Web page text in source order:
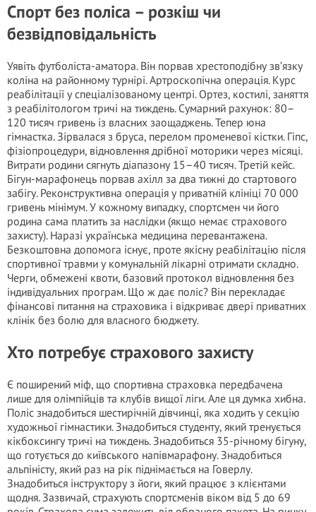
Спорт без поліса – розкіш чи
безвідповідальність
Уявіть футболіста-аматора. Він порвав хрестоподібну зв’язку
коліна на районному турнірі. Артроскопічна операція. Курс
реабілітації у спеціалізованому центрі. Ортез, костилі, заняття
з реабілітологом тричі на тиждень. Сумарний рахунок: 80–
120 тисяч гривень із власних заощаджень. Тепер юна
гімнастка. Зірвалася з бруса, перелом променевої кістки. Гіпс,
фізіопроцедури, відновлення дрібної моторики через місяці.
Витрати родини сягнуть діапазону 15–40 тисяч. Третій кейс.
Бігун-марафонець порвав ахілл за два тижні до стартового
забігу. Реконструктивна операція у приватній клініці 70 000
гривень мінімум. У кожному випадку, спортсмен чи його
родина сама платить за наслідки (якщо немає страхового
захисту). Наразі українська медицина перевантажена.
Безкоштовна допомога існує, проте якісну реабілітацію після
спортивної травми у комунальній лікарні отримати складно.
Черги, обмежені квоти, базовий протокол відновлення без
індивідуальних програм. Що ж дає поліс? Він перекладає
фінансові питання на страховика і відкриває двері приватних
клінік без болю для власного бюджету.
Хто потребує страхового захисту
Є поширений міф, що спортивна страховка передбачена
лише для олімпійців та клубів вищої ліги. Але ця думка хибна.
Поліс знадобиться шестирічній дівчинці, яка ходить у секцію
художньої гімнастики. Знадобиться студенту, який тренується
кікбоксингу тричі на тиждень. Знадобиться 35-річному бігуну,
що готується до київського напівмарафону. Знадобиться
альпіністу, який раз на рік піднімається на Говерлу.
Знадобиться інструктору з йоги, який працює з клієнтами
щодня. Зазвичай, страхують спортсменів віком від 5 до 69